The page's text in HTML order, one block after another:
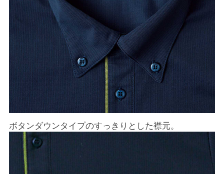
ボタンダウンタイプのすっきりとした襟元。